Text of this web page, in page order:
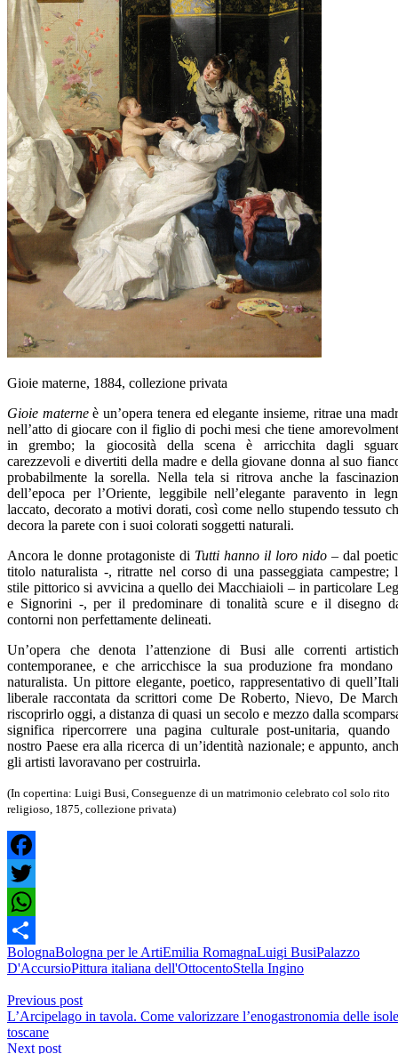
Gioie materne, 1884, collezione privata
Gioie materneè un’opera tenera ed elegante insieme, ritrae una
nell’atto di giocare con il figlio di pochi mesi che tiene
in grembo; la giocosità della scena è arricchita dagli
carezzevoli e divertiti della madre e della giovane donna al suo
probabilmente la sorella. Nella tela si ritrova anche la
dell’epoca per l’Oriente, leggibile nell’elegante paravento in
laccato, decorato a motivi dorati, così come nello stupendo tessuto
decora la parete con i suoi colorati soggetti naturali.
Ancora le donne protagoniste di Tutti hanno il loro nido – dal
titolo naturalista -, ritratte nel corso di una passeggiata campestre;
stile pittorico si avvicina a quello dei Macchiaioli – in particolare
e Signorini -, per il predominare di tonalità scure e il disegno
contorni non perfettamente delineati.
Un’opera che denota l’attenzione di Busi alle correnti
contemporanee, e che arricchisce la sua produzione fra mondano
naturalista. Un pittore elegante, poetico, rappresentativo di
liberale raccontata da scrittori come De Roberto, Nievo, De
riscoprirlo oggi, a distanza di quasi un secolo e mezzo dalla
significa ripercorrere una pagina culturale post-unitaria, quando
nostro Paese era alla ricerca di un’identità nazionale; e appunto,
gli artisti lavoravano per costruirla.
(In copertina: Luigi Busi, Conseguenze di un matrimonio celebrato col solo rito
religioso, 1875, collezione privata)
Facebook
Twitter
WhatsApp
Condividi
BolognaBologna per le ArtiEmilia RomagnaLuigi BusiPalazzo
D'AccursioPittura italiana dell'OttocentoStella Ingino
Previous post
L’Arcipelago in tavola. Come valorizzare l’enogastronomia delle isole
toscane
Next post